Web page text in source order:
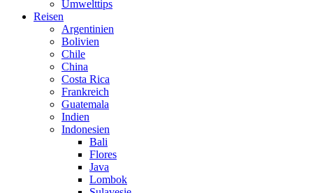
Umwelttips
Reisen
Argentinien
Bolivien
Chile
China
Costa Rica
Frankreich
Guatemala
Indien
Indonesien
Bali
Flores
Java
Lombok